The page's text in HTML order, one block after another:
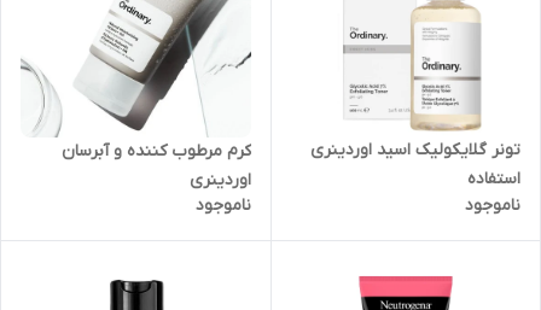
تونر گلایکولیک اسید اوردینری
استفاده
ناموجود
کرم مرطوب کننده و آبرسان
اوردینری
ناموجود